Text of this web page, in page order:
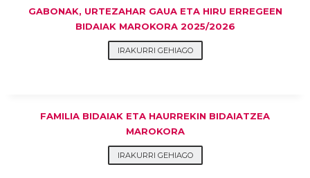
GABONAK, URTEZAHAR GAUA ETA HIRU ERREGEEN
BIDAIAK MAROKORA 2025/2026
IRAKURRI GEHIAGO
FAMILIA BIDAIAK ETA HAURREKIN BIDAIATZEA
MAROKORA
IRAKURRI GEHIAGO